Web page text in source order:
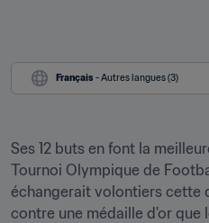
Français - Autres langues (3)
Ses 12 buts en font la
Tournoi Olympique de
échangerait volontiers cette
contre une médaille d'or que